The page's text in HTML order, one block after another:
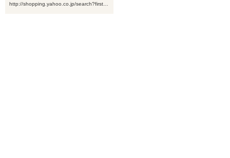
http://shopping.yahoo.co.jp/search?first…